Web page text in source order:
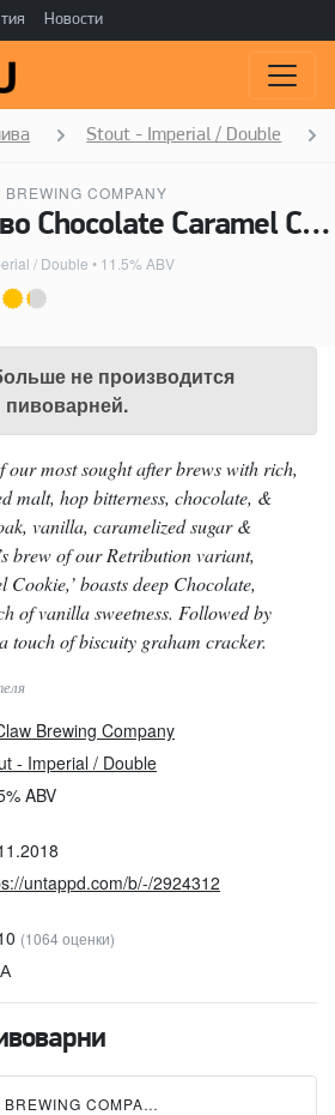
Новости
Stout - Imperial / Double
BREWING COMPANY
Пиво Chocolate Caramel Cookie Retribution (2018) - DuClaw Brewing Company
/ Double • 11.5% ABV
не производится
пивоварней.
our most sought after brews with rich,
malt, hop bitterness, chocolate, &
vanilla, caramelized sugar &
brew of our Retribution variant,
Cookie,’ boasts deep Chocolate,
of vanilla sweetness. Followed by
touch of biscuity graham cracker.
Brewing Company
- Imperial / Double
ABV
untappd.com/b/-/2924312
(1064 оценки)
DUCLAW BREWING COMPANY